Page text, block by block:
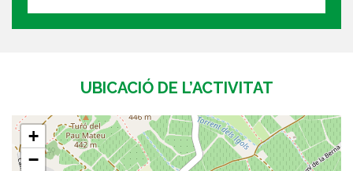
UBICACIÓ DE L’ACTIVITAT
+
−